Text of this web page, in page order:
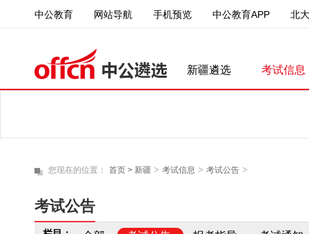
中公教育 网站导航 手机预览 中公教育APP 北
新疆遴选 考试信息
您现在的位置： 首页 > 新疆 > 考试信息 > 考试公告 >
考试公告